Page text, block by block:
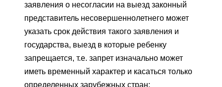
заявления о несогласии на выезд законный
представитель несовершеннолетнего может
указать срок действия такого заявления и
государства, выезд в которые ребенку
запрещается, т.е. запрет изначально может
иметь временный характер и касаться только
определенных зарубежных стран;